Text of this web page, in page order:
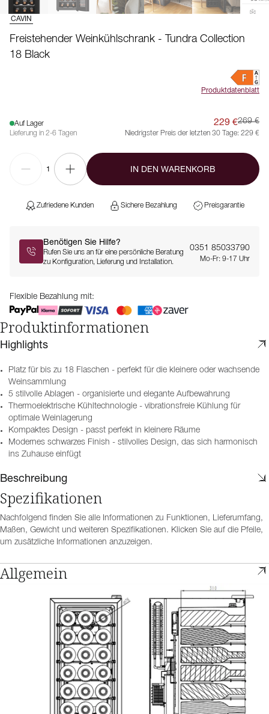
CAVIN
Freistehender Weinkühlschrank - Tundra Collection
18 Black
Produktdatenblatt
Auf Lager
Lieferung in 2-6 Tagen
229 €269 €
Niedrigster Preis der letzten 30 Tage: 229 €
1 IN DEN WARENKORB
Zufriedene Kunden Sichere Bezahlung Preisgarantie
Benötigen Sie Hilfe?
Rufen Sie uns an für eine persönliche Beratung
zu Konfiguration, Lieferung und Installation.
0351 85033790
Mo-Fr: 9-17 Uhr
Flexible Bezahlung mit:
Produktinformationen
Highlights
Platz für bis zu 18 Flaschen - perfekt für die kleinere oder wachsende
Weinsammlung
5 stilvolle Ablagen - organisierte und elegante Aufbewahrung
Thermoelektrische Kühltechnologie - vibrationsfreie Kühlung für
optimale Weinlagerung
Kompaktes Design - passt perfekt in kleinere Räume
Modernes schwarzes Finish - stilvolles Design, das sich harmonisch
ins Zuhause einfügt
Beschreibung
Spezifikationen
Nachfolgend finden Sie alle Informationen zu Funktionen, Lieferumfang,
Maßen, Gewicht und weiteren Spezifikationen. Klicken Sie auf die Pfeile,
um zusätzliche Informationen anzuzeigen.
Allgemein